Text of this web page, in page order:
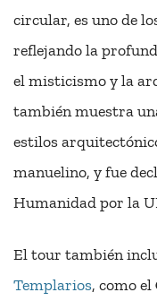
circular, es uno de
reflejando la
el misticismo y la
también muestra
estilos
manuelino, y fue
Humanidad por la
El tour también
Templarios, como el